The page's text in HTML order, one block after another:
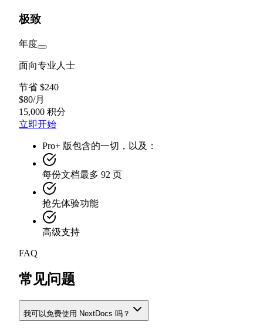
极致
年度
面向专业人士
节省 $240
$80/月
15,000 积分
立即开始
Pro+ 版包含的一切，以及：
每份文档最多 92 页
抢先体验功能
高级支持
FAQ
常见问题
我可以免费使用 NextDocs 吗？